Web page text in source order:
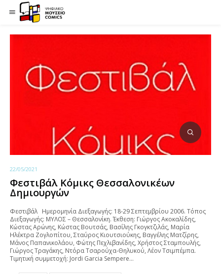
22/05/2021
Φεστιβάλ Κόμικς Θεσσαλονικέων
Δημιουργών
Φεστιβάλ Ημερομηνία Διεξαγωγής: 18-29 Σεπτεμβρίου 2006. Τόπος
Διεξαγωγής: ΜΥΛΟΣ – Θεσσαλονίκη. Έκθεση: Γιώργος Ακοκαλίδης,
Κώστας Αρώνης, Κώστας Βουτσάς, Βασίλης Γκογκτζιλάς, Μαρία
Ηλέκτρα Ζογλοπίτου, Σταύρος Κιουτσιούκης, Βαγγέλης Ματζίρης,
Μάνος Παπανικολάου, Φώτης Πεχλιβανίδης, Χρήστος Σταμπουλής,
Γιώργος Τραγάκης, Ντόρα Τσαρούχα-Θηλυκού, Λέον Τσιμπέμπα.
Τιμητική συμμετοχή: Jordi Garcia Sempere…